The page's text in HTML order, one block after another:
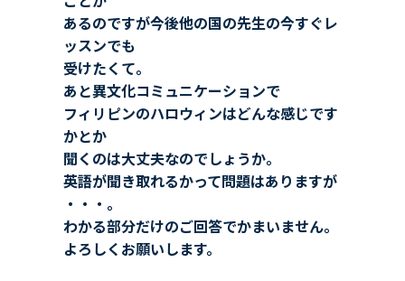
あるのですが今後他の国の先生の今すぐレ
ッスンでも
受けたくて。
あと異文化コミュニケーションで
フィリピンのハロウィンはどんな感じです
かとか
聞くのは大丈夫なのでしょうか。
英語が聞き取れるかって問題はありますが
・・・。
わかる部分だけのご回答でかまいません。
よろしくお願いします。